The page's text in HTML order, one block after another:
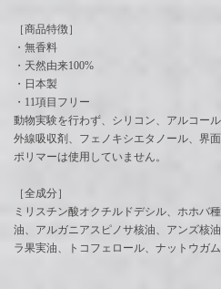
［商品特徴］
・無香料
・天然由来100%
・日本製
・11項目フリー
動物実験を行わず、シリコン、アルコー
外線吸収剤、フェノキシエタノール、界
ポリマーは使用していません。
［全成分］
ミリスチン酸オクチルドデシル、ホホバ
油、アルガニアスピノサ核油、アンズ核
ラ果実油、トコフェロール、ナットウガム